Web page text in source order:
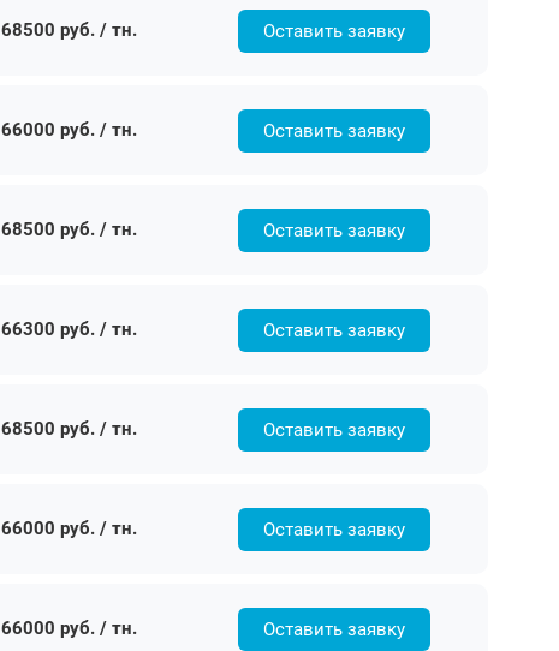
68500 руб. / тн. Оставить заявку
66000 руб. / тн. Оставить заявку
68500 руб. / тн. Оставить заявку
66300 руб. / тн. Оставить заявку
68500 руб. / тн. Оставить заявку
66000 руб. / тн. Оставить заявку
66000 руб. / тн. Оставить заявку